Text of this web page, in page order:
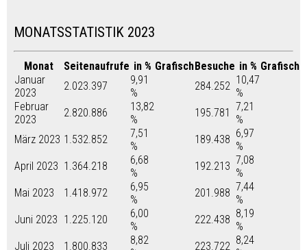
MONATSSTATISTIK 2023
Monat Seitenaufrufe in % GrafischBesuche in % Grafisch
Januar
2023
2.023.397
9,91
%
284.252 10,47
%
Februar
2023
2.820.886
13,82
%
195.781 7,21
%
März 2023 1.532.852
7,51
%
189.438 6,97
%
April 2023 1.364.218
6,68
%
192.213 7,08
%
Mai 2023
1.418.972
6,95
%
201.988 7,44
%
Juni 2023 1.225.120
6,00
%
222.438 8,19
%
Juli 2023
1.800.833
8,82
223.722 8,24